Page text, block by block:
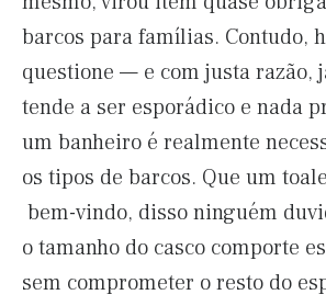
barcos para famílias. Contudo,
questione — e com justa razão,
tende a ser esporádico e nada
um banheiro é realmente
os tipos de barcos. Que um
bem-vindo, disso ninguém
o tamanho do casco comporte
sem comprometer o resto do